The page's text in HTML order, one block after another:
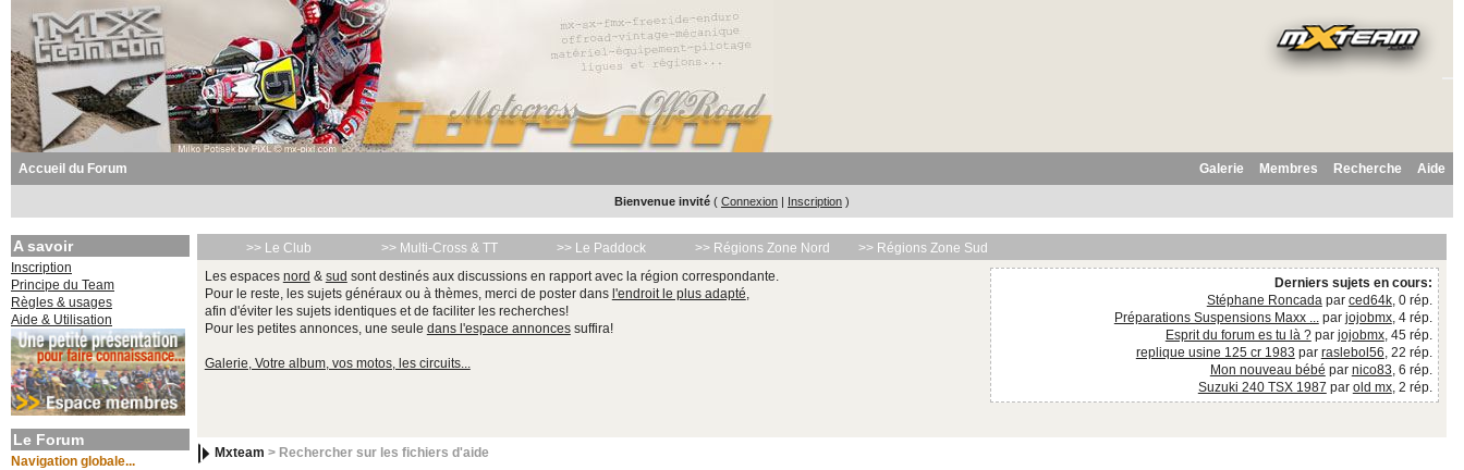
Accueil du Forum Aide
Recherche
Membres
Galerie
Bienvenue invité ( Connexion | Inscription )
A savoir
Inscription
Principe du Team
Règles & usages
Aide & Utilisation
Le Forum
Navigation globale...
>> Le Club >> Multi-Cross & TT >> Le Paddock >> Régions Zone Nord
>> Régions Zone Sud
Les espaces nord & sud sont destinés aux discussions en rapport avec la région correspondante.
Pour le reste, les sujets généraux ou à thèmes, merci de poster dans l'endroit le plus adapté,
afin d'éviter les sujets identiques et de faciliter les recherches!
Pour les petites annonces, une seule dans l'espace annoncessuffira!
Galerie, Votre album, vos motos, les circuits...
Derniers sujets en cours:
Stéphane Roncadapar ced64k, 0 rép.
Préparations Suspensions Maxx ...par jojobmx, 4 rép.
Esprit du forum es tu là ?par jojobmx, 45 rép.
replique usine 125 cr 1983 par raslebol56, 22 rép.
Mon nouveau bébé par nico83, 6 rép.
Suzuki 240 TSX 1987 par old mx, 2 rép.
Mxteam > Rechercher sur les fichiers d'aide